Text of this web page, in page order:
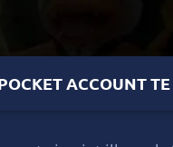
ACCOUNT